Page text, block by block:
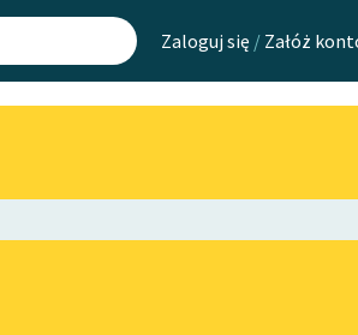
Zaloguj się / Załóż
Mapa Wolnych Lektur
Leśmianator
O